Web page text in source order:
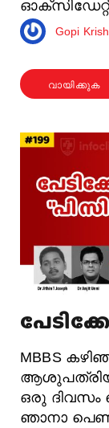
Gopi
വായിക്കുക
MBBS
ഒരു ദിവസം
ഞാനാ